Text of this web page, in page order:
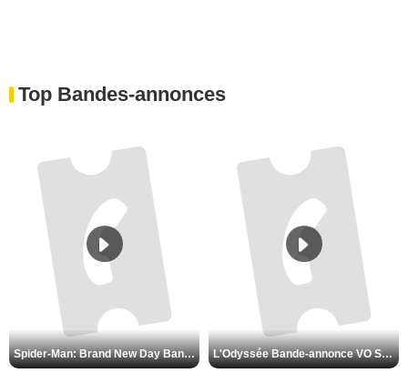
Top Bandes-annonces
Spider-Man: Brand New Day Bande-annonce VO STFR L'Odyssée Bande-annonce VO STFR